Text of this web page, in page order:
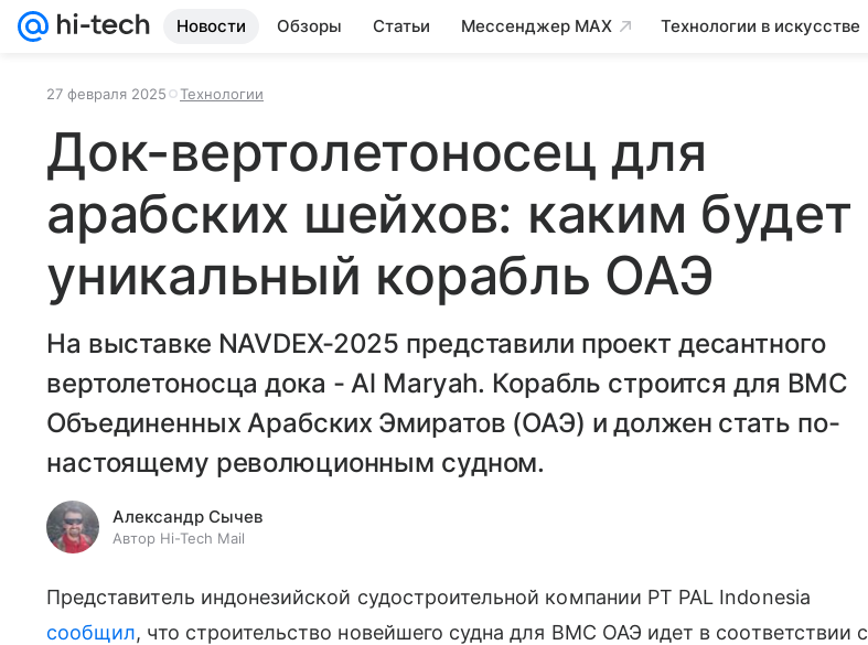
Новости Обзоры Статьи Мессенджер MAX Технологии в искусстве
27 февраля 2025 Технологии
Док-вертолетоносец для
арабских шейхов: каким будет
уникальный корабль ОАЭ
На выставке NAVDEX-2025 представили проект десантного
вертолетоносца дока - Al Maryah. Корабль строится для ВМС
Объединенных Арабских Эмиратов (ОАЭ) и должен стать по-
настоящему революционным судном.
Александр Сычев
Автор Hi-Tech Mail
Представитель индонезийской судостроительной компании PT PAL Indonesia
сообщил, что строительство новейшего судна для ВМС ОАЭ идет в соответствии с